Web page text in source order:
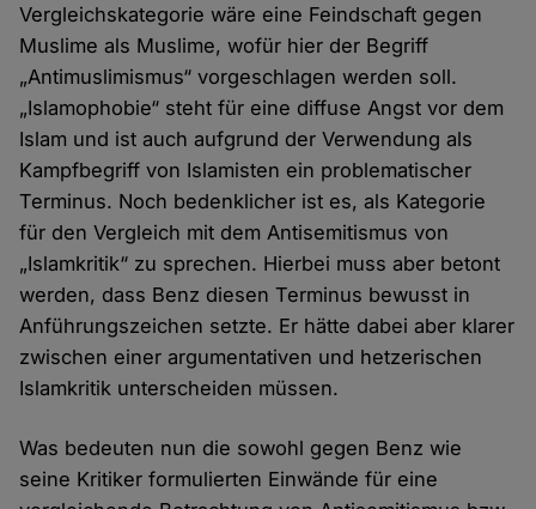
Vergleichskategorie wäre eine Feindschaft gegen
Muslime als Muslime, wofür hier der Begriff
„Antimuslimismus“ vorgeschlagen werden soll.
„Islamophobie“ steht für eine diffuse Angst vor dem
Islam und ist auch aufgrund der Verwendung als
Kampfbegriff von Islamisten ein problematischer
Terminus. Noch bedenklicher ist es, als Kategorie
für den Vergleich mit dem Antisemitismus von
„Islamkritik“ zu sprechen. Hierbei muss aber betont
werden, dass Benz diesen Terminus bewusst in
Anführungszeichen setzte. Er hätte dabei aber klarer
zwischen einer argumentativen und hetzerischen
Islamkritik unterscheiden müssen.
Was bedeuten nun die sowohl gegen Benz wie
seine Kritiker formulierten Einwände für eine